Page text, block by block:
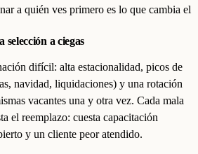
a quién ves primero es lo que cambia el
selección a ciegas
difícil: alta estacionalidad, picos de
navidad, liquidaciones) y una rotación
vacantes una y otra vez. Cada mala
el reemplazo: cuesta capacitación
y un cliente peor atendido.